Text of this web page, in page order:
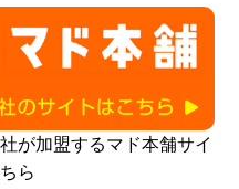
が加盟するマド本舗サイ
ら